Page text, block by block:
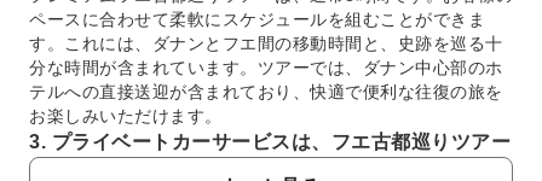
ペースに合わせて柔軟にスケジュールを組むことができま
す。これには、ダナンとフエ間の移動時間と、史跡を巡る十
分な時間が含まれています。ツアーでは、ダナン中心部のホ
テルへの直接送迎が含まれており、快適で便利な往復の旅を
お楽しみいただけます。
3. プライベートカーサービスは、フエ古都巡りツアー
での旅をどのように向上させますか？